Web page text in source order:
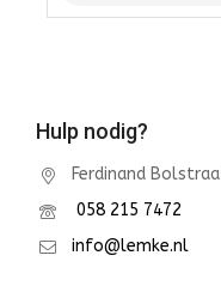
Winkelwagen
Hulp nodig?
Ferdinand
058 215 7472
info@lemke.nl